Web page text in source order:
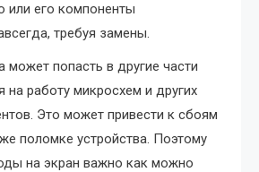
или его компоненты
требуя замены.
может попасть в другие части
на работу микросхем и других
Это может привести к сбоям
поломке устройства. Поэтому
на экран важно как можно